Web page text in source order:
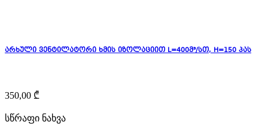
არხული ვენტილატორი ხმის იზოლაციით L=400მ³/სთ, H=150 პას
350,00 ₾
სწრაფი ნახვა